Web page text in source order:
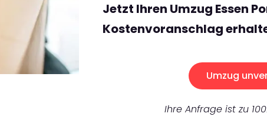
Jetzt Ihren Umzug Essen
Kostenvoranschlag
Umzug
Ihre Anfrage ist zu